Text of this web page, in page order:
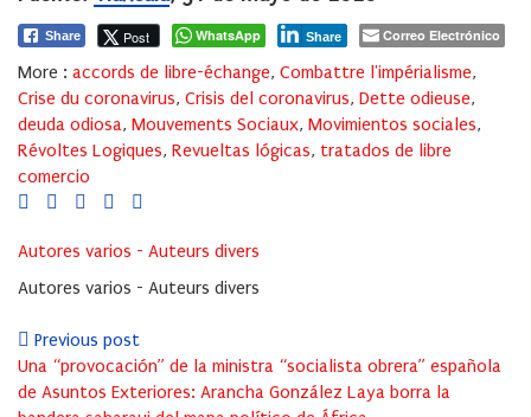
Share Post WhatsApp Share Correo Electrónico
More : accords de libre-échange, Combattre l'impérialisme,
Crise du coronavirus, Crisis del coronavirus, Dette odieuse,
deuda odiosa, Mouvements Sociaux, Movimientos sociales,
Révoltes Logiques, Revueltas lógicas, tratados de libre
comercio
Autores varios - Auteurs divers
Autores varios - Auteurs divers
Previous post
Una “provocación” de la ministra “socialista obrera” española
de Asuntos Exteriores: Arancha González Laya borra la